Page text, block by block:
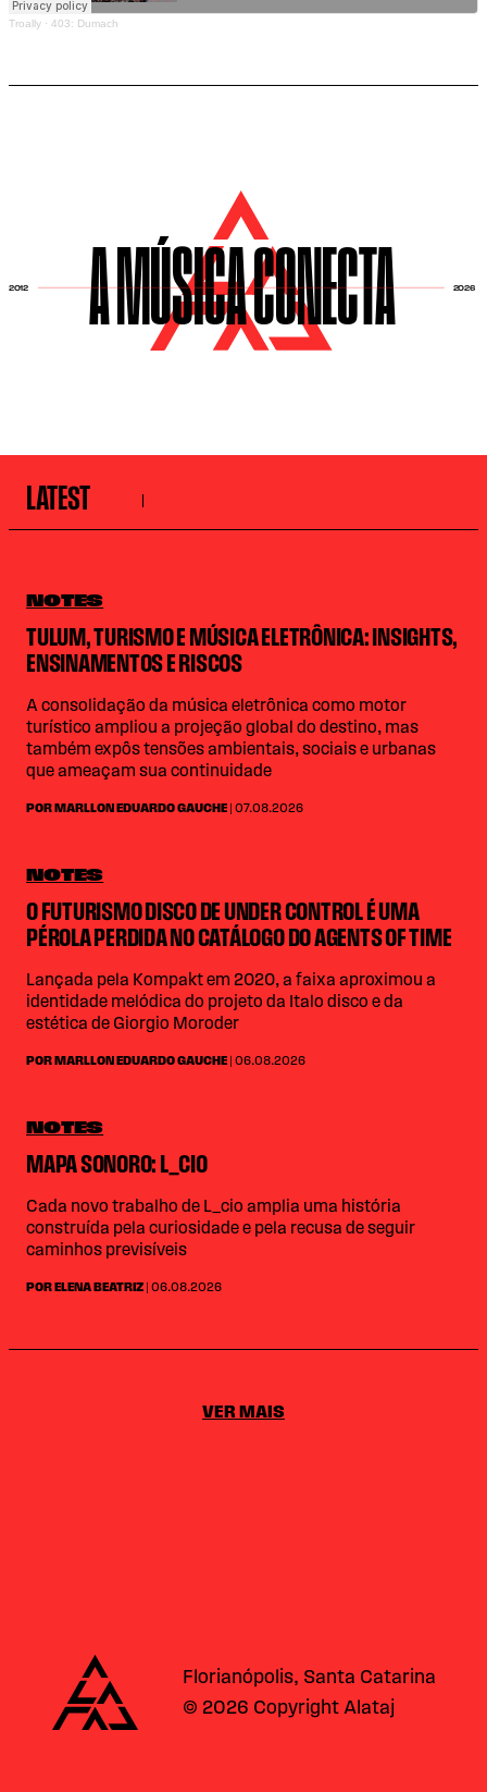
Troally · 403: Dumach
A MÚSICA CONECTA
2012 2026
LATEST
NOTES
TULUM, TURISMO E MÚSICA ELETRÔNICA: INSIGHTS,
ENSINAMENTOS E RISCOS
A consolidação da música eletrônica como motor
turístico ampliou a projeção global do destino, mas
também expôs tensões ambientais, sociais e urbanas
que ameaçam sua continuidade
POR MARLLON EDUARDO GAUCHE | 07.08.2026
NOTES
O FUTURISMO DISCO DE UNDER CONTROL É UMA
PÉROLA PERDIDA NO CATÁLOGO DO AGENTS OF TIME
Lançada pela Kompakt em 2020, a faixa aproximou a
identidade melódica do projeto da Italo disco e da
estética de Giorgio Moroder
POR MARLLON EDUARDO GAUCHE | 06.08.2026
NOTES
MAPA SONORO: L_CIO
Cada novo trabalho de L_cio amplia uma história
construída pela curiosidade e pela recusa de seguir
caminhos previsíveis
POR ELENA BEATRIZ | 06.08.2026
VER MAIS
Alataj
Florianópolis, Santa Catarina
© 2026 Copyright Alataj